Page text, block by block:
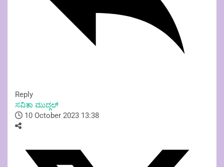
Reply
ಸವಿತಾ ಮುದ್ಗಲ್
10 October 2023 13:38